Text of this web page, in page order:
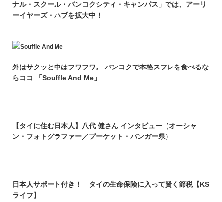
ナル・スクール・バンコクシティ・キャンパス」では、アーリ
ーイヤーズ・ハブを拡大中！
外はサクッと中はフワフワ。 バンコクで本格スフレを食べるな
らココ 「Souffle And Me」
【タイに住む日本人】八代 健さん インタビュー（オーシャ
ン・フォトグラファー／プーケット・パンガー県）
日本人サポート付き！ タイの生命保険に入って賢く節税【KS
ライフ】